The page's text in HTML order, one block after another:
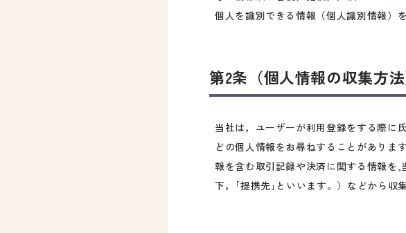
個人を識別できる情報（個人識別情報）を
第2条（個人情報の収集方法
当社は，ユーザーが利用登録をする際に
どの個人情報をお尋ねすることがありま
報を含む取引記録や決済に関する情報を
下，｢提携先｣といいます。）などから収